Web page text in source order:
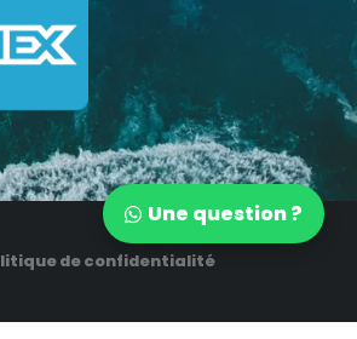
Une question ?
de confidentialité